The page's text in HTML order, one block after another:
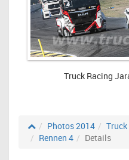
Truck Racing
Photos 2014
Rennen 4
Details